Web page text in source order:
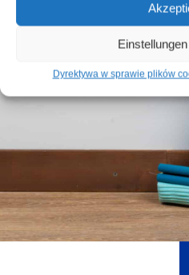
Dyrektywa w sprawie plików